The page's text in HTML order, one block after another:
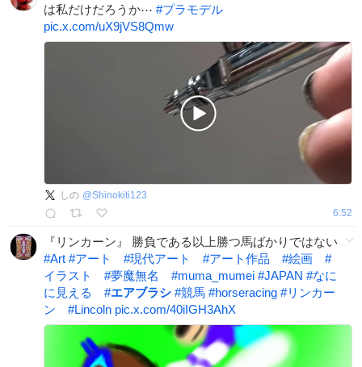
は私だけだろうか⋯ #プラモデル
pic.x.com/uX9jVS8Qmw
しの @Shinokiti123
6:52
『リンカーン』 勝負である以上勝つ馬ばかりではない
#Art #アート #現代アート #アート作品 #絵画
#
イラスト
#夢魔無名 #muma_mumei #JAPAN #なに
に見える
#エアブラシ #競馬 #horseracing #リンカー
ン
#Lincoln pic.x.com/40iIGH3AhX